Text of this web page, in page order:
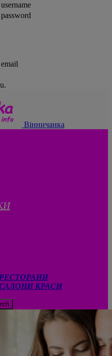
Вінничанка
КРАСИ